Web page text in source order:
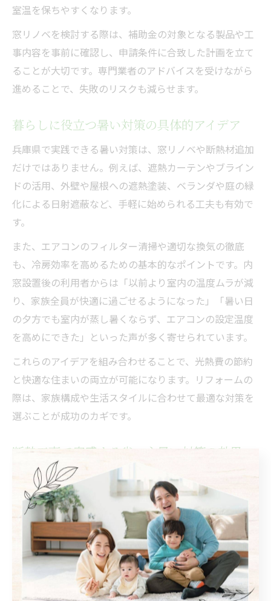
室温を保ちやすくなります。
窓リノベを検討する際は、補助金の対象となる製品や工
事内容を事前に確認し、申請条件に合致した計画を立て
ることが大切です。専門業者のアドバイスを受けながら
進めることで、失敗のリスクも減らせます。
暮らしに役立つ暑い対策の具体的アイデア
兵庫県で実践できる暑い対策は、窓リノベや断熱材追加
だけではありません。例えば、遮熱カーテンやブライン
ドの活用、外壁や屋根への遮熱塗装、ベランダや庭の緑
化による日射遮蔽など、手軽に始められる工夫も有効で
す。
また、エアコンのフィルター清掃や適切な換気の徹底
も、冷房効率を高めるための基本的なポイントです。内
窓設置後の利用者からは「以前より室内の温度ムラが減
り、家族全員が快適に過ごせるようになった」「暑い日
の夕方でも室内が蒸し暑くならず、エアコンの設定温度
を高めにできた」といった声が多く寄せられています。
これらのアイデアを組み合わせることで、光熱費の節約
と快適な住まいの両立が可能になります。リフォームの
際は、家族構成や生活スタイルに合わせて最適な対策を
選ぶことが成功のカギです。
断熱工事で実感する省エネ暑い対策の効果
断熱材の追加は、暑い対策リフォームの中でも特に効果
が実感しやすい方法です。床下や天井裏に断熱材を施工
することで、外気温の影響を大幅に遮断し、室内の温度
を一定に保ちやすくなります。
特に築年数の古い住宅では、断熱性能が不足しているケ
ースが多く、夏は熱気がこもりやすくなっています。断
熱工事を行うことで「エアコンをつける前から涼しさを